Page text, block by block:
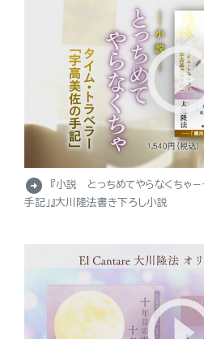
arrow_circle_right
『小説 とっちめてやらなくちゃ－
手記」』大川隆法書き下ろし小説